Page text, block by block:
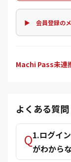
▶ 会員登録のメ
Machi Pass未連
よくある質問
1.ログイ
がわから